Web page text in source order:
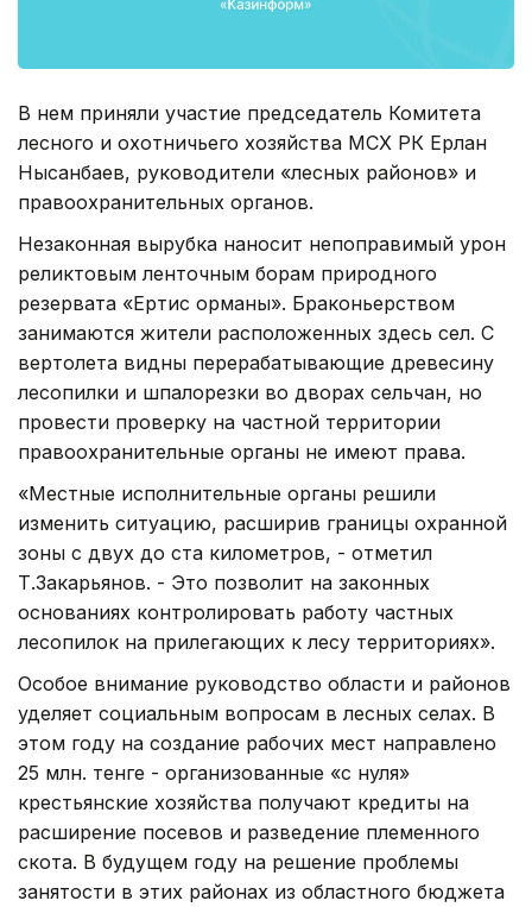
В нем приняли участие председатель Комитета
лесного и охотничьего хозяйства МСХ РК Ерлан
Нысанбаев, руководители «лесных районов» и
правоохранительных органов.
Незаконная вырубка наносит непоправимый урон
реликтовым ленточным борам природного
резервата «Ертис орманы». Браконьерством
занимаются жители расположенных здесь сел. С
вертолета видны перерабатывающие древесину
лесопилки и шпалорезки во дворах сельчан, но
провести проверку на частной территории
правоохранительные органы не имеют права.
«Местные исполнительные органы решили
изменить ситуацию, расширив границы охранной
зоны с двух до ста километров, - отметил
Т.Закарьянов. - Это позволит на законных
основаниях контролировать работу частных
лесопилок на прилегающих к лесу территориях».
Особое внимание руководство области и районов
уделяет социальным вопросам в лесных селах. В
этом году на создание рабочих мест направлено
25 млн. тенге - организованные «с нуля»
крестьянские хозяйства получают кредиты на
расширение посевов и разведение племенного
скота. В будущем году на решение проблемы
занятости в этих районах из областного бюджета